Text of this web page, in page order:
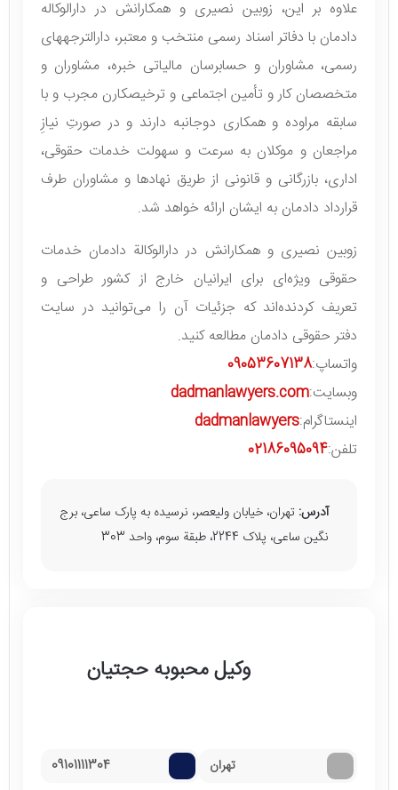
علاوه بر این، زوبین نصیری و همکارانش در دارالوکاله
دادمان با دفاتر اسناد رسمی منتخب و معتبر، دارالترجههای
رسمی، مشاوران و حسابرسان مالیاتی خبره، مشاوران و
متخصصان کار و تأمین اجتماعی و ترخیصکارن مجرب و با
سابقه مراوده و همکاری دوجانبه دارند و در صورتِ نیازِ
مراجعان و موکلان به سرعت و سهولت خدمات حقوقی،
اداری، بازرگانی و قانونی از طریق نهادها و مشاوران طرف
قرارداد دادمان به ایشان ارائه خواهد شد.
زوبین نصیری و همکارانش در دارالوکالة دادمان خدمات
حقوقی ویژه‌ای برای ایرانیان خارج از کشور طراحی و
تعریف کردنده‌اند که جزئیات آن را می‌توانید در سایت
دفتر حقوقی دادمان مطالعه کنید.
واتساپ:09053607138
وبسایت:dadmanlawyers.com
اینستاگرام:dadmanlawyers
تلفن:02186095094
آدرس: تهران، خیابان ولیعصر، نرسیده به پارک ساعی، برج
نگین ساعی، پلاک 2244، طبقة سوم، واحد 303
وکیل محبوبه حجتیان
تهران 09101111304